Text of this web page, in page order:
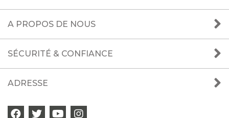
A PROPOS DE NOUS
SÉCURITÉ & CONFIANCE
ADRESSE